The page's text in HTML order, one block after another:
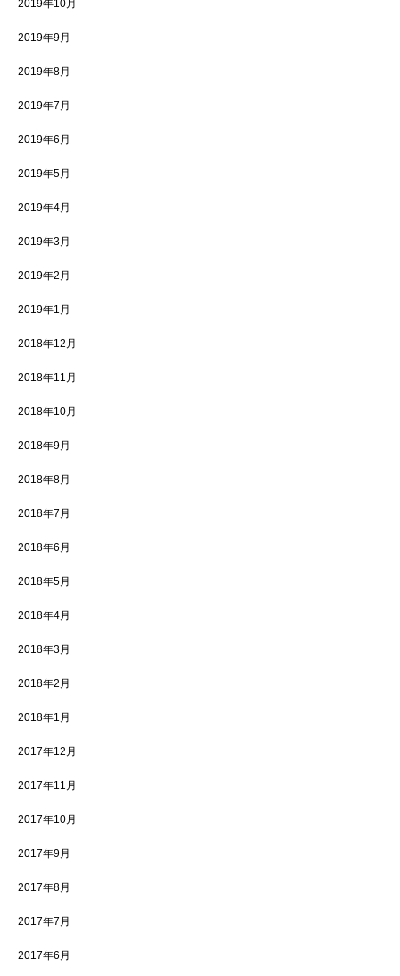
2019年10月
2019年9月
2019年8月
2019年7月
2019年6月
2019年5月
2019年4月
2019年3月
2019年2月
2019年1月
2018年12月
2018年11月
2018年10月
2018年9月
2018年8月
2018年7月
2018年6月
2018年5月
2018年4月
2018年3月
2018年2月
2018年1月
2017年12月
2017年11月
2017年10月
2017年9月
2017年8月
2017年7月
2017年6月